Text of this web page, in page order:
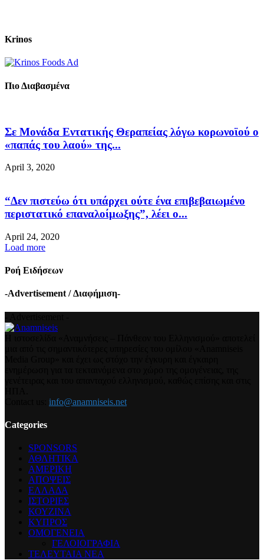
Krinos
Πιο Διαβασμένα
Σε Μονάδα Εντατικής Θεραπείας λόγω κορωνοϊού ο
«παπάς του λαού» της...
April 3, 2020
“Δεν πιστεύω ότι υπάρχει ούτε ένα επιβεβαιωμένο
περιστατικό επαναλοίμωξης”, λέει ο...
April 24, 2020
Load more
Ροή Ειδήσεων
-Advertisement / Διαφήμιση-
info@anamniseis.net
Categories
SPONSORS
ΑΘΛΗΤΙΚΑ
ΑΜΕΡΙΚΗ
ΑΠΟΨΕΙΣ
ΕΛΛΑΔΑ
ΙΣΤΟΡΙΕΣ
ΚΟΥΖΙΝΑ
ΚΥΠΡΟΣ
ΟΜΟΓΕΝΕΙΑ
ΓΕΛΟΙΟΓΡΑΦΙΑ
ΤΕΛΕΥΤΑΙΑ ΝΕΑ